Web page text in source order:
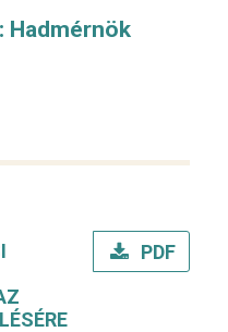
Hadmérnök
PDF